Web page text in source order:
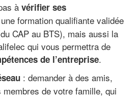
à vérifier ses
formation qualifiante validée
CAP au BTS), mais aussi la
qui vous permettra de
de l’entreprise.
: demander à des amis,
de votre famille, qui